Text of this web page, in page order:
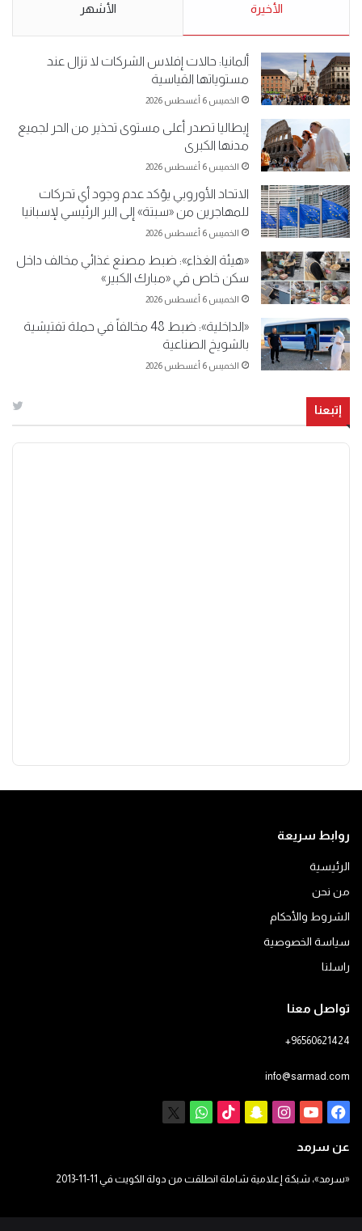
الأخيرة الأشهر
ألمانيا: حالات إفلاس الشركات لا تزال عند
مستوياتها القياسية
الخميس 6 أغسطس 2026
إيطاليا تصدر أعلى مستوى تحذير من الحر لجميع
مدنها الكبرى
الخميس 6 أغسطس 2026
الاتحاد الأوروبي يؤكد عدم وجود أي تحركات
للمهاجرين من «سبتة» إلى البر الرئيسي لإسبانيا
الخميس 6 أغسطس 2026
«هيئة الغذاء»: ضبط مصنع غذائي مخالف داخل
سكن خاص في «مبارك الكبير»
الخميس 6 أغسطس 2026
«الداخلية»: ضبط 48 مخالفاً في حملة تفتيشية
بالشويخ الصناعية
الخميس 6 أغسطس 2026
إتبعنا
روابط سريعة
الرئيسية
من نحن
الشروط والأحكام
سياسة الخصوصية
راسلنا
تواصل معنا
+96560621424
info@sarmad.com
فيسبوكيوتيوبانستقرام
سناب ‫TikTokواتساب
عن سرمد
«سرمد»، شبكة إعلامية شاملة انطلقت من دولة الكويت في 11-11-2013